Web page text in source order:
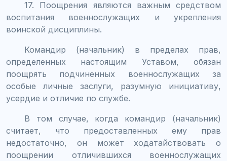
17. Поощрения являются важным средством
воспитания военнослужащих и укрепления
воинской дисциплины.
Командир (начальник) в пределах прав,
определенных настоящим Уставом, обязан
поощрять подчиненных военнослужащих за
особые личные заслуги, разумную инициативу,
усердие и отличие по службе.
В том случае, когда командир (начальник)
считает, что предоставленных ему прав
недостаточно, он может ходатайствовать о
поощрении отличившихся военнослужащих